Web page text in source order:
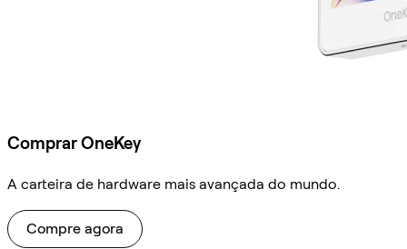
Comprar OneKey
A carteira de hardware mais avançada do mundo.
Compre agora